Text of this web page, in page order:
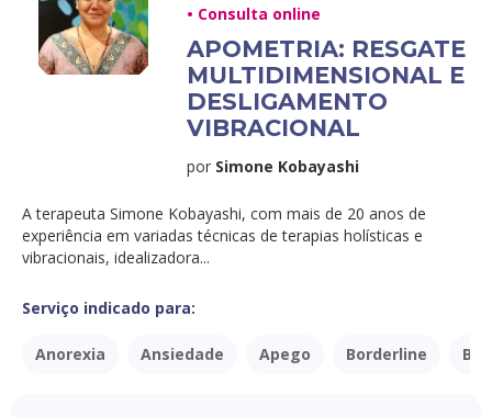
• Consulta online
APOMETRIA: RESGATE
MULTIDIMENSIONAL E
DESLIGAMENTO
VIBRACIONAL
por Simone Kobayashi
A terapeuta Simone Kobayashi, com mais de 20 anos de
experiência em variadas técnicas de terapias holísticas e
vibracionais, idealizadora...
Serviço indicado para:
Anorexia Ansiedade Apego Borderline